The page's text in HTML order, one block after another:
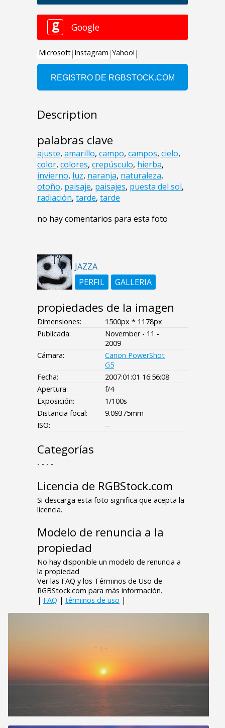
Description
palabras clave
ajuste, amarillo, campo, campos, cielo,
color, colores, crepúsculo, hierba,
invierno, luz, naranja, naturaleza,
otoño, paisaje, paisajes, puesta del sol,
radiación, tarde, tarde
no hay comentarios para esta foto
JAZZA
PERFIL
GALLERIA
propiedades de la imagen
Dimensiones:
1500px * 1178px
Publicada:
November - 11 -
2009
Cámara:
Canon PowerShot
G5
Fecha:
2007:01:01 16:56:08
Apertura:
f/4
Exposición:
1/100s
Distancia focal:
9.09375mm
ISO:
--
Categorías
- - - -
Licencia de RGBStock.com
Si descarga esta foto significa que acepta la
licencia.
Modelo de renuncia a la
propiedad
No hay disponible un modelo de renuncia a
la propiedad
Ver las FAQ y los Términos de Uso de
RGBStock.com para más información.
| FAQ | términos de uso |